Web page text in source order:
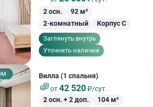
2осн. 92м²
2-комнатный
Корпус С
Заглянуть внутрь
Уточнить наличие
Вилла (1 спальня)
от42 520₽/сут.
2осн. +2доп. 104м²